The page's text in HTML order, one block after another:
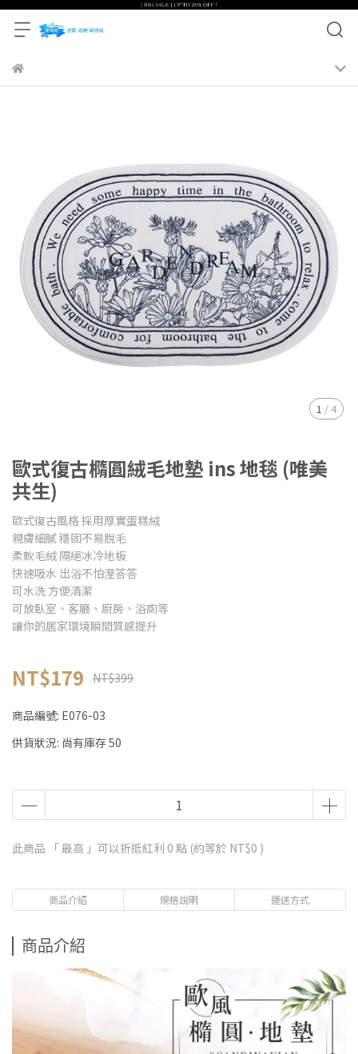
1 / 4
歐式復古橢圓絨毛地墊 ins 地毯 (唯美
共生)
歐式復古風格 採用厚實蛋糕絨
親膚細膩 穩固不易脫毛
柔軟毛絨 隔絕冰冷地板
快速吸水 出浴不怕溼答答
可水洗 方便清潔
可放臥室、客廳、廚房、浴廁等
讓你的居家環境瞬間質感提升
NT$179 NT$399
商品編號: E076-03
供貨狀況: 尚有庫存 50
此商品 「 最高 」可以折抵紅利 0 點 (約等於 NT$0 )
商品介紹 規格說明 運送方式
商品介紹